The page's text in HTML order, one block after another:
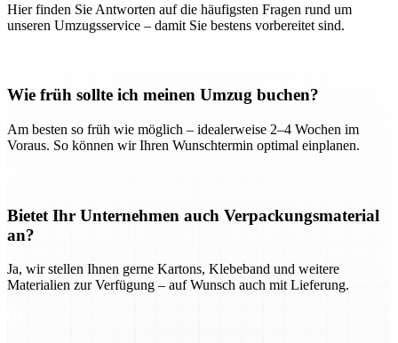
Hier finden Sie Antworten auf die häufigsten Fragen rund um
unseren Umzugsservice – damit Sie bestens vorbereitet sind.
Wie früh sollte ich meinen Umzug buchen?
Am besten so früh wie möglich – idealerweise 2–4 Wochen im
Voraus. So können wir Ihren Wunschtermin optimal einplanen.
Bietet Ihr Unternehmen auch Verpackungsmaterial
an?
Ja, wir stellen Ihnen gerne Kartons, Klebeband und weitere
Materialien zur Verfügung – auf Wunsch auch mit Lieferung.